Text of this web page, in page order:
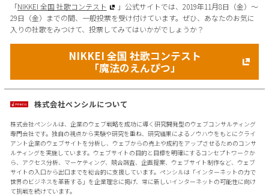
「NIKKEI 全国 社歌コンテスト
」公式サイトでは、2019年11月8日（金）〜
29日（金）までの間、一般投票を受け付けています。ぜひ、あなたのお気に
入りの社歌をみつけて、投票してみてはいかがでしょうか？
NIKKEI 全国 社歌コンテスト
「魔法のえんぴつ」
株式会社ペンシルについて
株式会社ペンシルは、企業のウェブ戦略を成功に導く研究開発型のウェブコンサルティング
専門会社です。独自の視点から実験や研究を重ね、研究結果によるノウハウをもとにクライ
アント企業のウェブサイトを分析し、ウェブからの売上や成約をアップさせるためのコンサ
ルティングを実施しています。ウェブサイトの目的と目標を明確にするコンセプトワークか
ら、アクセス分析、マーケティング、競合調査、企画提案、ウェブサイト制作など、ウェブ
サイトの入口から出口までを総合的に支援しています。ペンシルは「インターネットの力で
世界のビジネスを革新する」を企業理念に掲げ、常に新しいインターネットの可能性に向け
て挑戦を続けています。